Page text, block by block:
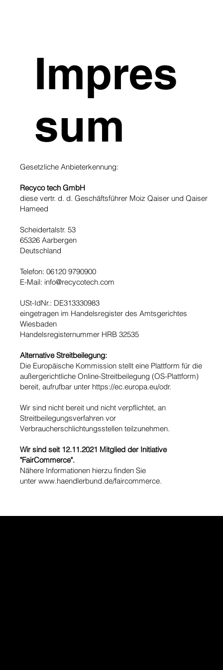
Impres
sum
Gesetzliche Anbieterkennung:
Recyco tech GmbH
diese vertr. d. d. Geschäftsführer Moiz Qaiser und Qaiser
Hameed
Scheidertalstr. 53
65326 Aarbergen
Deutschland
Telefon: 06120 9790900
E-Mail: info@recycotech.com
USt-IdNr.: DE313330983
eingetragen im Handelsregister des Amtsgerichtes
Wiesbaden
Handelsregisternummer HRB 32535
Alternative Streitbeilegung:
Die Europäische Kommission stellt eine Plattform für die
außergerichtliche Online-Streitbeilegung (OS-Plattform)
bereit, aufrufbar unter https://ec.europa.eu/odr.
Wir sind nicht bereit und nicht verpflichtet, an
Streitbeilegungsverfahren vor
Verbraucherschlichtungsstellen teilzunehmen.
Wir sind seit 12.11.2021 Mitglied der Initiative
"FairCommerce".
Nähere Informationen hierzu finden Sie
unter www.haendlerbund.de/faircommerce.